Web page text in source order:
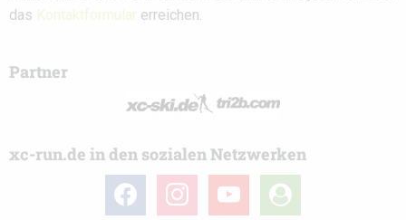
das Kontaktformular erreichen.
Partner
xc-run.de in den sozialen Netzwerken
facebook instagramyoutube
user-
circle